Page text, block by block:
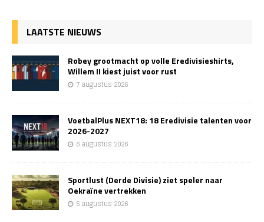
LAATSTE NIEUWS
Robey grootmacht op volle Eredivisieshirts,
Willem II kiest juist voor rust
7 augustus 2026
VoetbalPlus NEXT18: 18 Eredivisie talenten voor
2026-2027
6 augustus 2026
Sportlust (Derde Divisie) ziet speler naar
Oekraïne vertrekken
5 augustus 2026